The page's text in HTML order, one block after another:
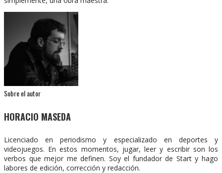
Sobre el autor
HORACIO MASEDA
Licenciado en periodismo y especializado en deportes y
videojuegos. En estos momentos, jugar, leer y escribir son los
verbos que mejor me definen. Soy el fundador de Start y hago
labores de edición, corrección y redacción.